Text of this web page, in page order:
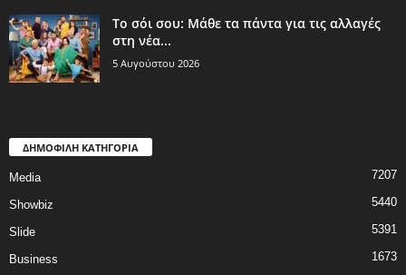
Το σόι σου: Μάθε τα πάντα για τις αλλαγές
στη νέα...
5 Αυγούστου 2026
ΔΗΜΟΦΙΛΗ ΚΑΤΗΓΟΡΙΑ
Media 7207
Showbiz 5440
Slide 5391
Business 1673